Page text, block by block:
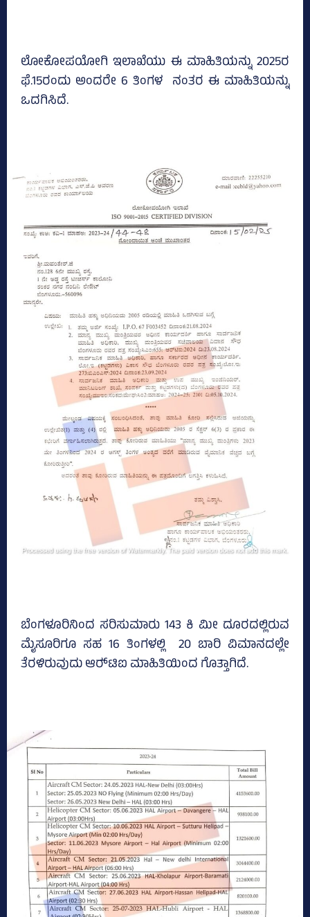
ಲೋಕೋಪಯೋಗಿ ಇಲಾಖೆಯು ಈ ಮಾಹಿತಿಯನ್ನು 2025ರ
ಫೆ.15ರಂದು ಅಂದರೇ 6 ತಿಂಗಳ ನಂತರ ಈ ಮಾಹಿತಿಯನ್ನು
ಒದಗಿಸಿದೆ.
ಬೆಂಗಳೂರಿನಿಂದ ಸರಿಸುಮಾರು 143 ಕಿ ಮೀ ದೂರದಲ್ಲಿರುವ
ಮೈಸೂರಿಗೂ ಸಹ 16 ತಿಂಗಳಲ್ಲಿ 20 ಬಾರಿ ವಿಮಾನದಲ್ಲೇ
ತೆರಳಿರುವುದು ಆರ್‍‌ಟಿಐ ಮಾಹಿತಿಯಿಂದ ಗೊತ್ತಾಗಿದೆ.